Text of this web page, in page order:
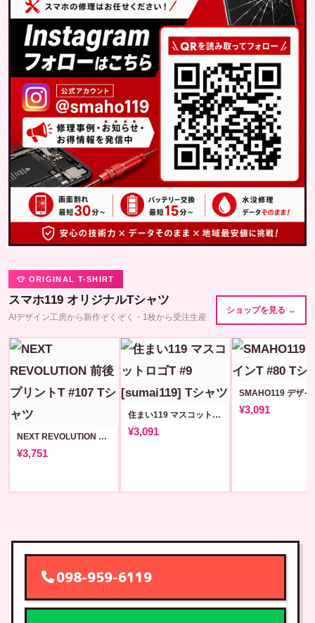
👕 ORIGINAL T-SHIRT
スマホ119 オリジナルTシャツ
AIデザイン工房から新作ぞくぞく・1枚から受注生産
ショップを見る →
NEXT REVOLUTION 前後プリントT #107
¥3,751
住まい119 マスコットロゴT #9 [sumai119]
¥3,091
¥3,091
098-959-6119